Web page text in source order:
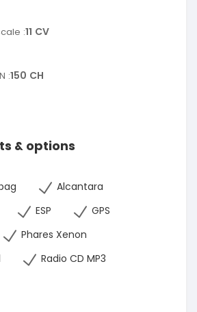
:11 CV
:150 CH
& options
Alcantara
ESP
GPS
Phares Xenon
Radio CD MP3